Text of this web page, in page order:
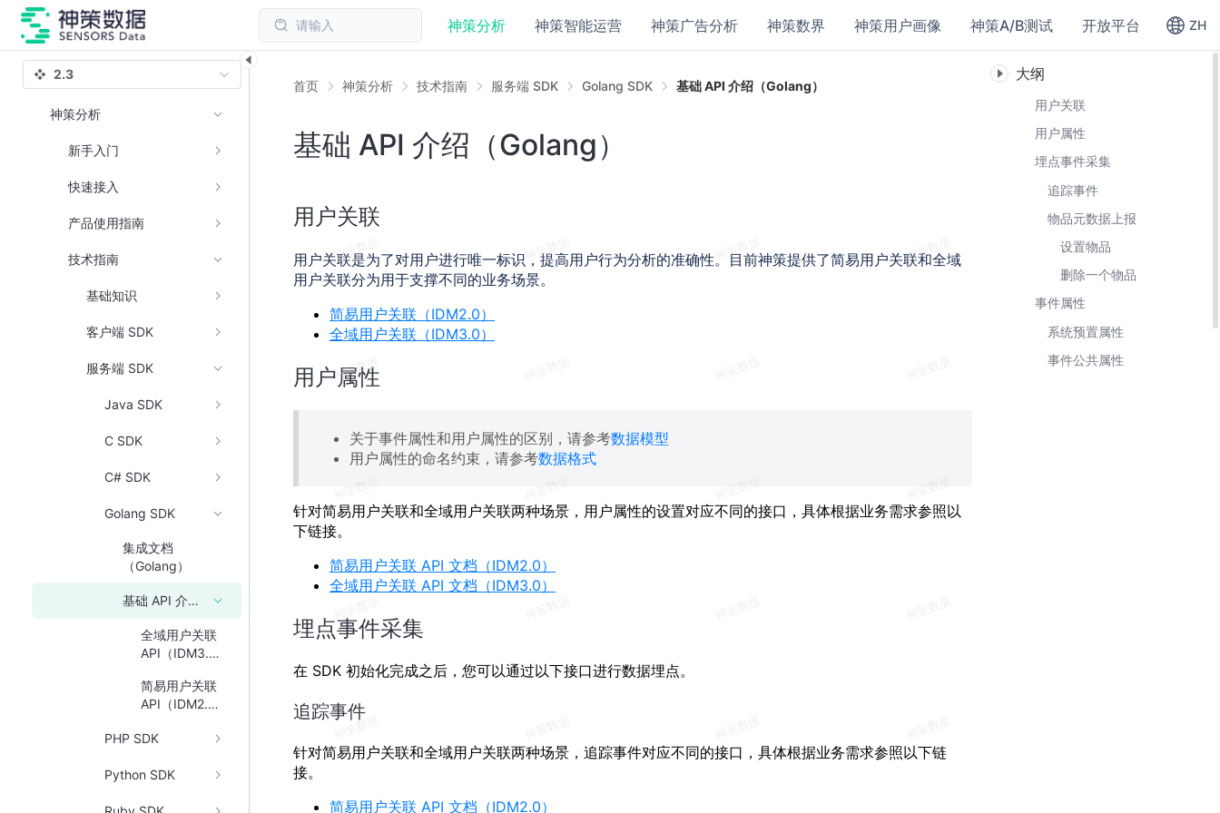
请输入 神策分析 神策智能运营 神策广告分析 神策数界 神策用户画像 神策A/B测试 开放平台 ZH
首页 神策分析 技术指南 服务端 SDK Golang SDK 基础 API 介绍（Golang）
基础 API 介绍（Golang）
用户关联
用户关联是为了对用户进行唯一标识，提高用户行为分析的准确性。目前神策提供了简易用户关联和全域
用户关联分为用于支撑不同的业务场景。
简易用户关联（IDM2.0）
全域用户关联（IDM3.0）
用户属性
关于事件属性和用户属性的区别，请参考数据模型
用户属性的命名约束，请参考数据格式
针对简易用户关联和全域用户关联两种场景，用户属性的设置对应不同的接口，具体根据业务需求参照以
下链接。
简易用户关联 API 文档（IDM2.0）
全域用户关联 API 文档（IDM3.0）
埋点事件采集
在 SDK 初始化完成之后，您可以通过以下接口进行数据埋点。
追踪事件
针对简易用户关联和全域用户关联两种场景，追踪事件对应不同的接口，具体根据业务需求参照以下链
接。
简易用户关联 API 文档（IDM2.0）
2.3
神策分析
新手入门
快速接入
产品使用指南
技术指南
基础知识
客户端 SDK
服务端 SDK
Java SDK
C SDK
C# SDK
Golang SDK
集成文档
（Golang）
基础 API 介绍（Golang）
全域用户关联
API（IDM3.0-
简易用户关联
API（IDM2.0-
PHP SDK
Python SDK
大纲
用户关联
用户属性
埋点事件采集
追踪事件
物品元数据上报
设置物品
删除一个物品
事件属性
系统预置属性
事件公共属性